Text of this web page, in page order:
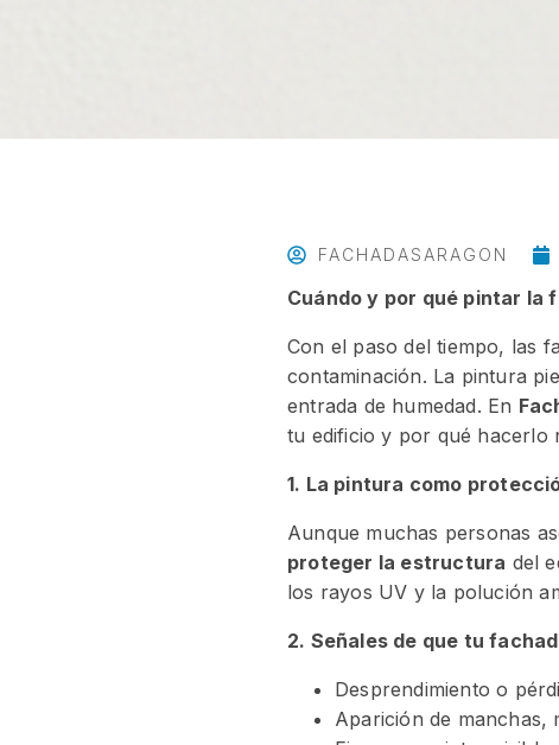
FACHADASARAGON
Cuándo y por qué pintar la
Con el paso del tiempo, las
contaminación. La pintura
entrada de humedad. En
tu edificio y por qué hacerlo
1. La pintura como
Aunque muchas personas
proteger la estructura del
los rayos UV y la polución
2. Señales de que tu
Desprendimiento o
Aparición de manchas,